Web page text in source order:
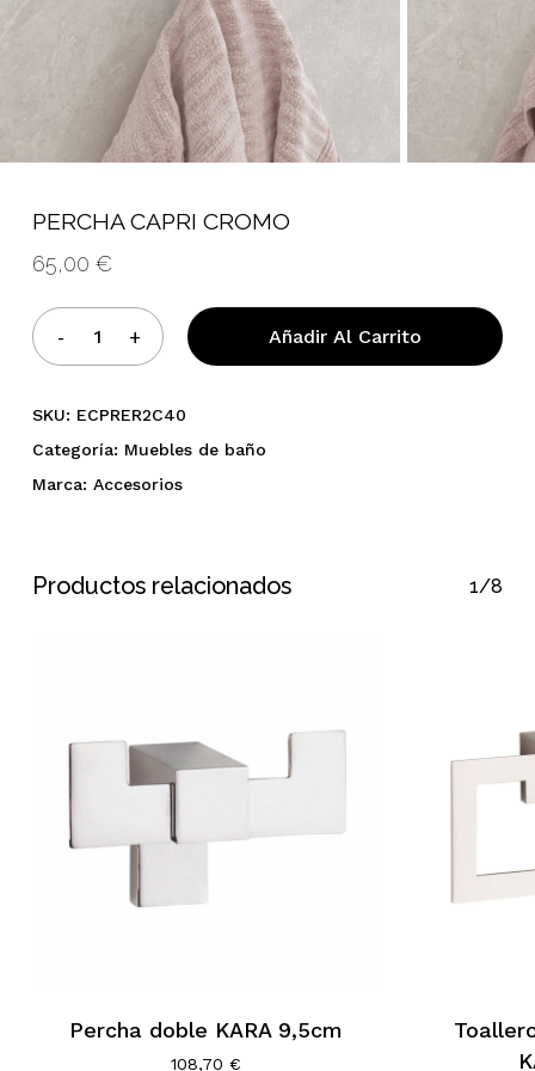
No hay productos en el
PERCHA CAPRI CROMO
65,00 €
Añadir Al Carrito
SKU: ECPRER2C40
Categoría: Muebles de baño
Marca: Accesorios
Productos relacionados 1/8
Percha doble KARA 9,5cm
108,70 €